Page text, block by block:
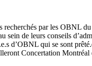
recherchés par les OBNL
sein de leurs conseils
d’OBNL qui se sont
Concertation